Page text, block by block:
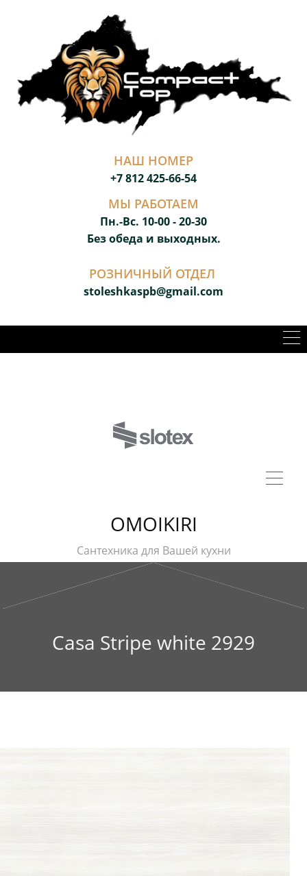
НАШ НОМЕР
+7 812 425-66-54
МЫ РАБОТАЕМ
Пн.-Вс. 10-00 - 20-30
Без обеда и выходных.
РОЗНИЧНЫЙ ОТДЕЛ
stoleshkaspb@gmail.com
OMOIKIRI
Сантехника для Вашей кухни
Casa Stripe white 2929